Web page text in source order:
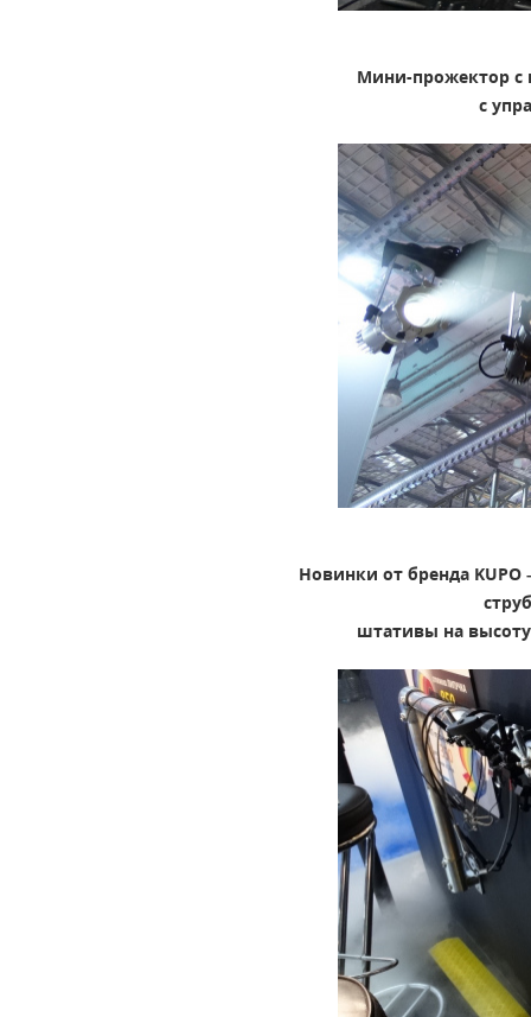
Мини-прожектор
с
Новинки от бренда
штативы на